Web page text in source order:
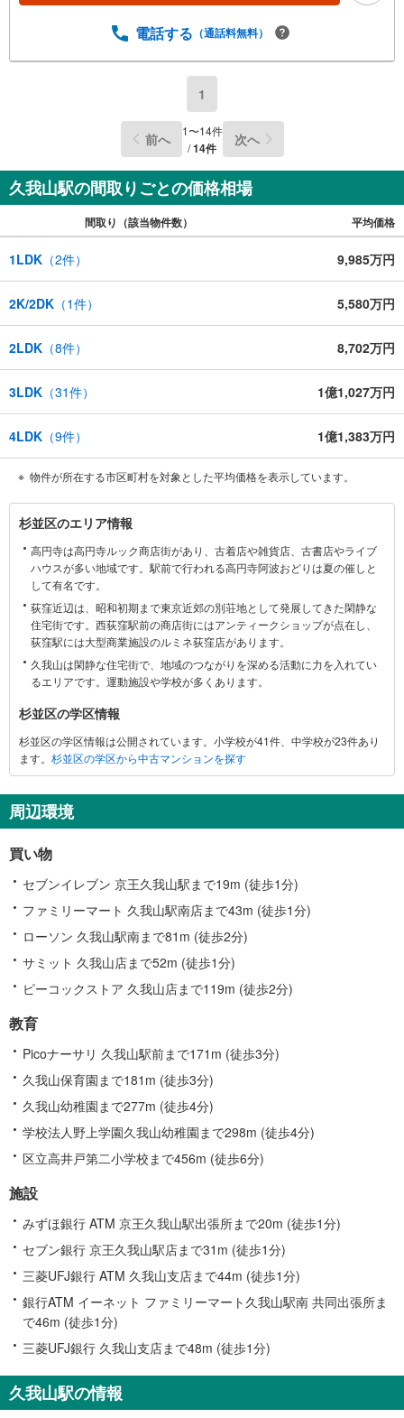
電話する （通話料無料）
1
前へ 1〜14件
/14件 次へ
久我山駅の間取りごとの価格相場
間取り（該当物件数） 平均価格
1LDK （2件） 9,985万円
2K/2DK （1件） 5,580万円
2LDK （8件） 8,702万円
3LDK （31件） 1億1,027万円
4LDK （9件） 1億1,383万円
物件が所在する市区町村を対象とした平均価格を表示しています。
杉
並
区
に
す
報
杉並区のエリア情報
高円寺は高円寺ルック商店街があり、古着店や雑貨店、古書店やライブ
ハウスが多い地域です。駅前で行われる高円寺阿波おどりは夏の催しと
して有名です。
荻窪近辺は、昭和初期まで東京近郊の別荘地として発展してきた閑静な
住宅街です。西荻窪駅前の商店街にはアンティークショップが点在し、
荻窪駅には大型商業施設のルミネ荻窪店があります。
久我山は閑静な住宅街で、地域のつながりを深める活動に力を入れてい
るエリアです。運動施設や学校が多くあります。
杉並区の学区情報
杉並区の学区情報は公開されています。小学校が41件、中学校が23件あり
ます。 杉並区の学区から中古マンションを探す
周辺環境
買い物
セブンイレブン 京王久我山駅まで19m (徒歩1分)
ファミリーマート 久我山駅南店まで43m (徒歩1分)
ローソン 久我山駅南まで81m (徒歩2分)
サミット 久我山店まで52m (徒歩1分)
ピーコックストア 久我山店まで119m (徒歩2分)
教育
Picoナーサリ 久我山駅前まで171m (徒歩3分)
久我山保育園まで181m (徒歩3分)
久我山幼稚園まで277m (徒歩4分)
学校法人野上学園久我山幼稚園まで298m (徒歩4分)
区立高井戸第二小学校まで456m (徒歩6分)
施設
みずほ銀行 ATM 京王久我山駅出張所まで20m (徒歩1分)
セブン銀行 京王久我山駅店まで31m (徒歩1分)
三菱UFJ銀行 ATM 久我山支店まで44m (徒歩1分)
銀行ATM イーネット ファミリーマート久我山駅南 共同出張所ま
で46m (徒歩1分)
三菱UFJ銀行 久我山支店まで48m (徒歩1分)
久我山駅の情報